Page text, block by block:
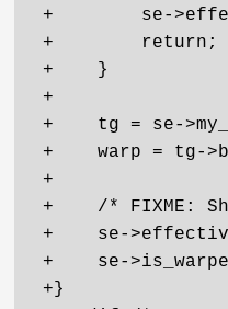
+        se-
+        return;
+    }
+
+    tg = se-
+    warp = tg-
+
+    /* FIXME:
+    se-
+    se-
+}